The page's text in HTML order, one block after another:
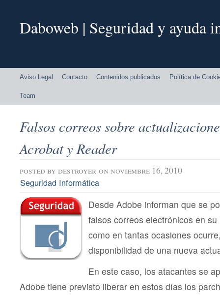
Daboweb | Seguridad y ayuda
Aviso Legal Contacto Contenidos publicados Política de
Team
Falsos correos sobre
Acrobat y Reader
posted by destroyer on noviembre 16, 2010
Seguridad Informática
Desde Adobe informan que se
falsos correos electrónicos en
como en tantas ocasiones
disponibilidad de una nueva
En este caso, los atacantes se
Adobe tiene previsto liberar en estos días los